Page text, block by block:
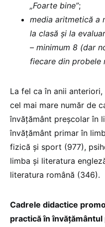
„Foarte bine”;
media aritmetică a
la clasă și la
– minimum 8 (dar
fiecare din probele
La fel ca în anii
cel mai mare număr de
învățământ preșcolar în
învățământ primar în
fizică și sport (977),
limba și literatura
literatura română (346).
Cadrele didactice
practică în